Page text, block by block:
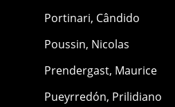
Portinari, Cândido
Poussin, Nicolas
Prendergast, Maurice
Pueyrredón, Prilidiano